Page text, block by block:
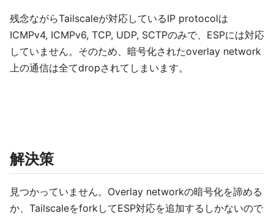
残念ながらTailscaleが対応しているIP protocolは
ICMPv4, ICMPv6, TCP, UDP, SCTPのみで、ESPには対応
していません。そのため、暗号化されたoverlay network
上の通信は全てdropされてしまいます。
解決策
見つかっていません。Overlay networkの暗号化を諦める
か、TailscaleをforkしてESP対応を追加するしかないので